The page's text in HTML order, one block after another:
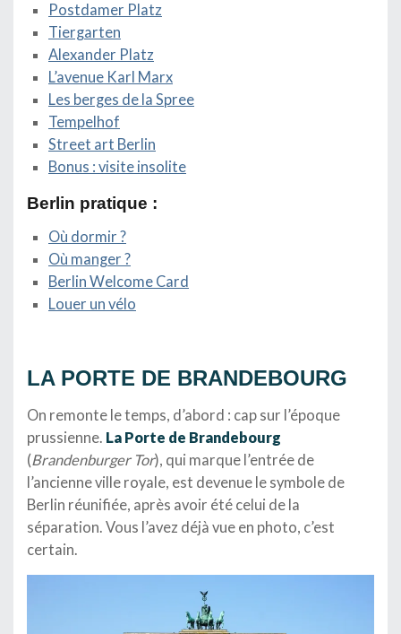
Postdamer Platz
Tiergarten
Alexander Platz
L’avenue Karl Marx
Les berges de la Spree
Tempelhof
Street art Berlin
Bonus : visite insolite
Berlin pratique :
Où dormir ?
Où manger ?
Berlin Welcome Card
Louer un vélo
LA PORTE DE BRANDEBOURG
On remonte le temps, d’abord : cap sur l’époque
prussienne. La Porte de Brandebourg
(Brandenburger Tor), qui marque l’entrée de
l’ancienne ville royale, est devenue le symbole de
Berlin réunifiée, après avoir été celui de la
séparation. Vous l’avez déjà vue en photo, c’est
certain.